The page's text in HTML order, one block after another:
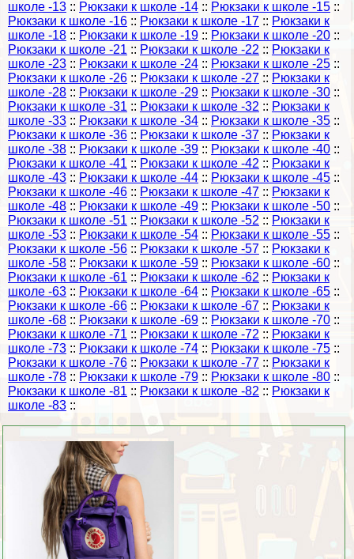
школе -13 :: Рюкзаки к школе -14 :: Рюкзаки к школе -15 ::
Рюкзаки к школе -16 :: Рюкзаки к школе -17 :: Рюкзаки к
школе -18 :: Рюкзаки к школе -19 :: Рюкзаки к школе -20 ::
Рюкзаки к школе -21 :: Рюкзаки к школе -22 :: Рюкзаки к
школе -23 :: Рюкзаки к школе -24 :: Рюкзаки к школе -25 ::
Рюкзаки к школе -26 :: Рюкзаки к школе -27 :: Рюкзаки к
школе -28 :: Рюкзаки к школе -29 :: Рюкзаки к школе -30 ::
Рюкзаки к школе -31 :: Рюкзаки к школе -32 :: Рюкзаки к
школе -33 :: Рюкзаки к школе -34 :: Рюкзаки к школе -35 ::
Рюкзаки к школе -36 :: Рюкзаки к школе -37 :: Рюкзаки к
школе -38 :: Рюкзаки к школе -39 :: Рюкзаки к школе -40 ::
Рюкзаки к школе -41 :: Рюкзаки к школе -42 :: Рюкзаки к
школе -43 :: Рюкзаки к школе -44 :: Рюкзаки к школе -45 ::
Рюкзаки к школе -46 :: Рюкзаки к школе -47 :: Рюкзаки к
школе -48 :: Рюкзаки к школе -49 :: Рюкзаки к школе -50 ::
Рюкзаки к школе -51 :: Рюкзаки к школе -52 :: Рюкзаки к
школе -53 :: Рюкзаки к школе -54 :: Рюкзаки к школе -55 ::
Рюкзаки к школе -56 :: Рюкзаки к школе -57 :: Рюкзаки к
школе -58 :: Рюкзаки к школе -59 :: Рюкзаки к школе -60 ::
Рюкзаки к школе -61 :: Рюкзаки к школе -62 :: Рюкзаки к
школе -63 :: Рюкзаки к школе -64 :: Рюкзаки к школе -65 ::
Рюкзаки к школе -66 :: Рюкзаки к школе -67 :: Рюкзаки к
школе -68 :: Рюкзаки к школе -69 :: Рюкзаки к школе -70 ::
Рюкзаки к школе -71 :: Рюкзаки к школе -72 :: Рюкзаки к
школе -73 :: Рюкзаки к школе -74 :: Рюкзаки к школе -75 ::
Рюкзаки к школе -76 :: Рюкзаки к школе -77 :: Рюкзаки к
школе -78 :: Рюкзаки к школе -79 :: Рюкзаки к школе -80 ::
Рюкзаки к школе -81 :: Рюкзаки к школе -82 :: Рюкзаки к
школе -83 ::